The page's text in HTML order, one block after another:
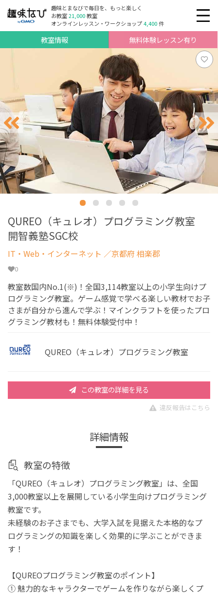
趣味とまなびで毎日を、もっと楽しく
お教室21,000教室
オンラインレッスン・ワークショップ4,400件
教室情報 無料体験レッスン有り
QUREO（キュレオ）プログラミング教室
開智義塾SGC校
IT・Web・インターネット ／京都府 相楽郡
0
教室数国内No.1(※)！全国3,114教室以上の小学生向けプ
ログラミング教室。ゲーム感覚で学べる楽しい教材でお子
さまが自分から進んで学ぶ！マインクラフトを使ったプロ
グラミング教材も！無料体験受付中！
QUREO（キュレオ）プログラミング教室
この教室の詳細を見る
違反報告はこちら
詳細情報
教室の特徴
「QUREO（キュレオ）プログラミング教室」は、全国
3,000教室以上を展開している小学生向けプログラミング
教室です。
未経験のお子さまでも、大学入試を見据えた本格的なプ
ログラミングの知識を楽しく効果的に学ぶことができま
す！
【QUREOプログラミング教室のポイント】
① 魅力的なキャラクターでゲームを作りながら楽しくプ